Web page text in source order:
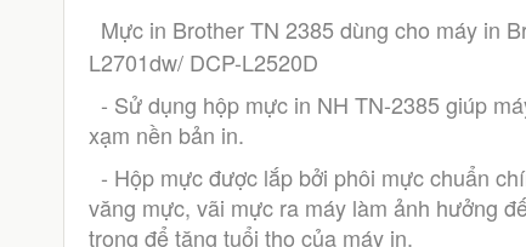
Mực in Brother TN 2385 dùng cho máy in
L2701dw/ DCP-L2520D
xạm nền bản in.
văng mực, vãi mực ra máy làm ảnh hưởng
trọng để tăng tuổi thọ của máy in.